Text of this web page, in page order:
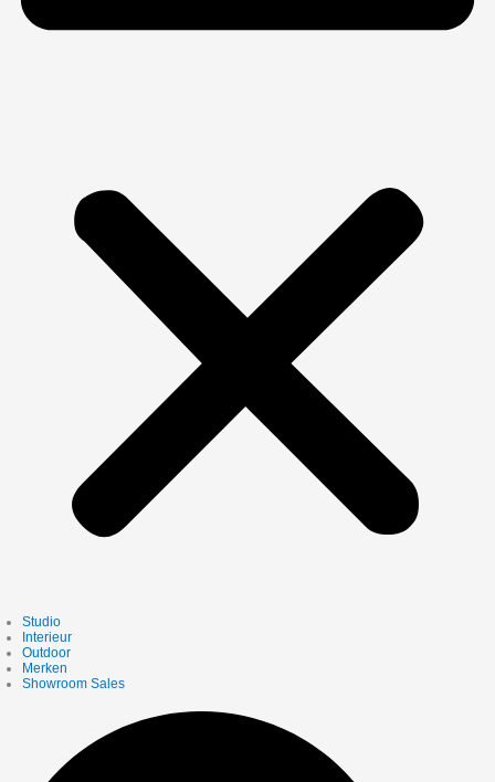
Studio
Interieur
Outdoor
Merken
Showroom Sales